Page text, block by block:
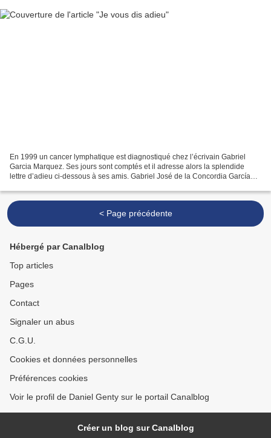
En 1999 un cancer lymphatique est diagnostiqué chez l’écrivain Gabriel
Garcia Marquez. Ses jours sont comptés et il adresse alors la splendide
lettre d’adieu ci-dessous à ses amis. Gabriel José de la Concordia García
< Page précédente
Hébergé par Canalblog
Top articles
Pages
Contact
Signaler un abus
C.G.U.
Cookies et données personnelles
Préférences cookies
Voir le profil de Daniel Genty sur le portail Canalblog
Créer un blog sur Canalblog